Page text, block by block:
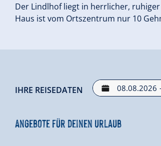
Der Lindlhof liegt in herrlicher,
Haus ist vom Ortszentrum nur 10
IHRE REISEDATEN -
Angebote für deinen Urlaub